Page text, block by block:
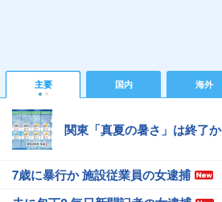
主要 国内 海外
関東「真夏の暑さ」は終了か
7歳に暴行か 施設従業員の女逮捕